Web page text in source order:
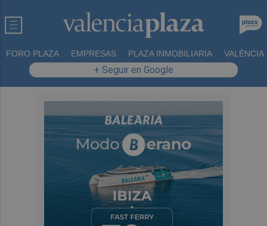
FORO PLAZA EMPRESAS PLAZA INMOBILIARIA VALÈNCIA
+ Seguir en Google